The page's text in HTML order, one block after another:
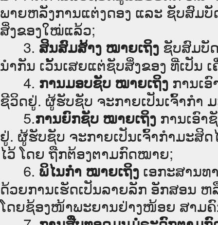
ພາຍຫລັງການແຕ່ງດອງ ແລະ ຊັບສົມ
ສິ່ງຂອງໃໝ່ແລ້ວ;
3. ສິນສົມສ້າງ ໝາຍເຖິງ ຊັບສົມບັ
ນຳກັນ ເວັ້ນເສຍແຕ່ຊັບສິ່ງຂອງ ທີ່ເປັນ
4. ການມອບຊັບ ໝາຍເຖິງ ການເ
ຊີວິດຢູ່. ຜູ້ຮັບຊັບ ຈະກາຍເປັນເຈົ້າກຳ
5.ການຍົກຊັບ ໝາຍເຖິງ ການເອົາ
ຢູ່. ຜູ້ຮັບຊັບ ຈະກາຍເປັນເຈົ້າກຳມະສິ
ໄວ້ ໂດຍ ຖືກຕ້ອງຕາມກົດໝາຍ;
6. ພິໄນກຳ ໝາຍເຖິງ ເອກະສານທ
ດ້ວຍການເຮັດເປັນລາຍລັກ ອັກສອນ
ໂດຍຊ້ອງໜ້າພະຍານຢ່າງໜ້ອຍ ສາມຄົ